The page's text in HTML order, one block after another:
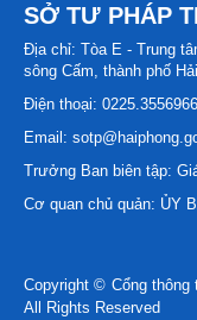
SỞ TƯ PHÁP
Địa chỉ: Tòa E - Trung
sông Cấm, thành phố
Điện thoại: 0225.3556966
Email:
Trưởng Ban biên tập:
Cơ quan chủ quản: ỦY
Copyright © Cổng
All Rights Reserved